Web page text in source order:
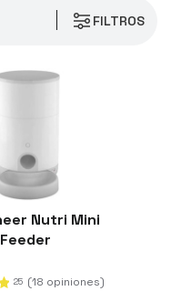
FILTROS
Nutri Mini
Feeder
25 (18 opiniones)